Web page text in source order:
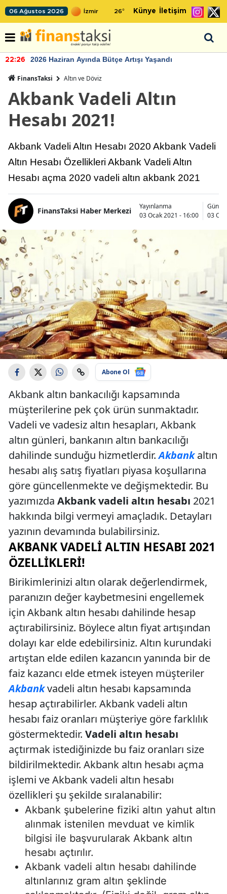
06 Ağustos 2026 26° Künye İletişim
22:26 2026 Haziran Ayında Bütçe Artışı Yaşandı
FinansTaksi Altın ve Döviz
Akbank Vadeli Altın
Hesabı 2021!
Akbank Vadeli Altın Hesabı 2020 Akbank Vadeli
Altın Hesabı Özellikleri Akbank Vadeli Altın
Hesabı açma 2020 vadeli altın akbank 2021
FinansTaksi Haber Merkezi
Yayınlanma
03 Ocak 2021 - 16:00
03
Abone Ol
Akbank altın bankacılığı kapsamında
müşterilerine pek çok ürün sunmaktadır.
Vadeli ve vadesiz altın hesapları, Akbank
altın günleri, bankanın altın bankacılığı
dahilinde sunduğu hizmetlerdir.Akbankaltın
hesabı alış satış fiyatları piyasa koşullarına
göre güncellenmekte ve değişmektedir. Bu
yazımızda Akbank vadeli altın hesabı 2021
hakkında bilgi vermeyi amaçladık. Detayları
yazının devamında bulabilirsiniz.
AKBANK VADELI ALTIN HESABI 2021
ÖZELLIKLERI!
Birikimlerinizi altın olarak değerlendirmek,
paranızın değer kaybetmesini engellemek
için Akbank altın hesabı dahilinde hesap
açtırabilirsiniz. Böylece altın fiyat artışından
dolayı kar elde edebilirsiniz. Altın kurundaki
artıştan elde edilen kazancın yanında bir de
faiz kazancı elde etmek isteyen müşteriler
Akbankvadeli altın hesabı kapsamında
hesap açtırabilirler. Akbank vadeli altın
hesabı faiz oranları müşteriye göre farklılık
göstermektedir. Vadeli altın hesabı
açtırmak istediğinizde bu faiz oranları size
bildirilmektedir. Akbank altın hesabı açma
işlemi ve Akbank vadeli altın hesabı
özellikleri şu şekilde sıralanabilir:
Akbank şubelerine fiziki altın yahut altın
alınmak istenilen mevduat ve kimlik
bilgisi ile başvurularak Akbank altın
hesabı açtırılır.
Akbank vadeli altın hesabı dahilinde
altınlarınız gram altın şeklinde